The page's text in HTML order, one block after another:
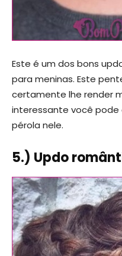
Este é um dos bons
para meninas. Este
certamente lhe render
interessante você pode
pérola nele.
5.) Updo